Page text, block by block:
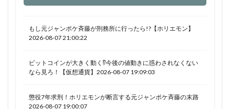
もし元ジャンポケ斉藤が刑務所に行ったら!?【ホリエモン】
2026-08-07 21:00:22
ビットコインが大きく動く⁉今後の値動きに惑わされなくない
なら見ろ！【仮想通貨】2026-08-07 19:09:03
懲役7年求刑！ホリエモンが断言する元ジャンポケ斉藤の末路
2026-08-07 19:00:07